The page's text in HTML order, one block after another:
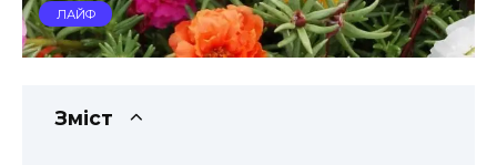
ЛАЙФ
Зміст